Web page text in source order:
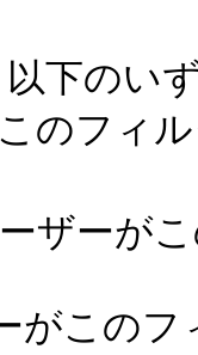
のいず
がこの